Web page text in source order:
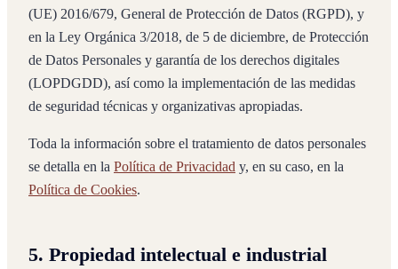
(UE) 2016/679, General de Protección de Datos (RGPD), y
en la Ley Orgánica 3/2018, de 5 de diciembre, de Protección
de Datos Personales y garantía de los derechos digitales
(LOPDGDD), así como la implementación de las medidas
de seguridad técnicas y organizativas apropiadas.
Toda la información sobre el tratamiento de datos personales
se detalla en la Política de Privacidad y, en su caso, en la
Política de Cookies.
5. Propiedad intelectual e industrial